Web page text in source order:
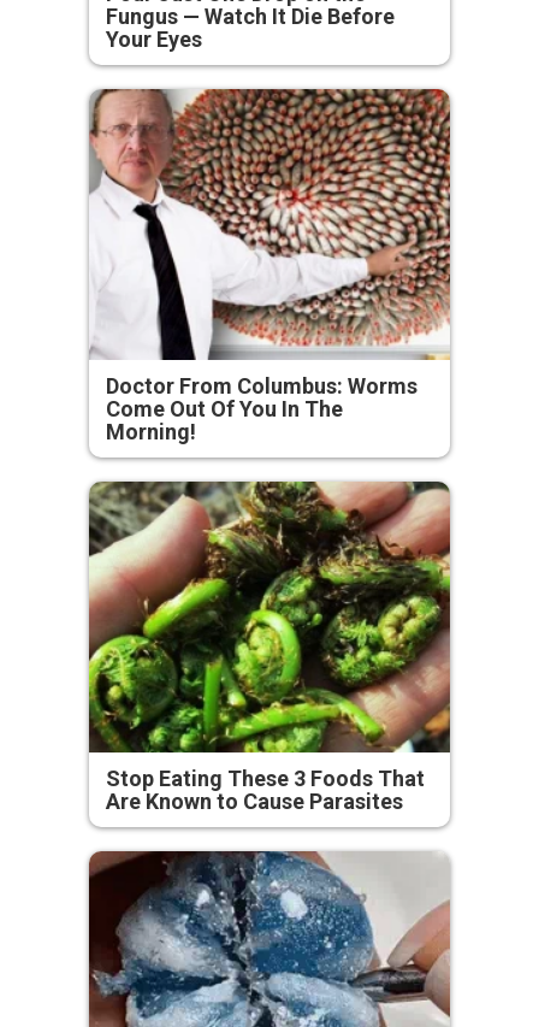
Fungus — Watch It Die Before
Your Eyes
Doctor From Columbus: Worms
Come Out Of You In The
Morning!
Stop Eating These 3 Foods That
Are Known to Cause Parasites